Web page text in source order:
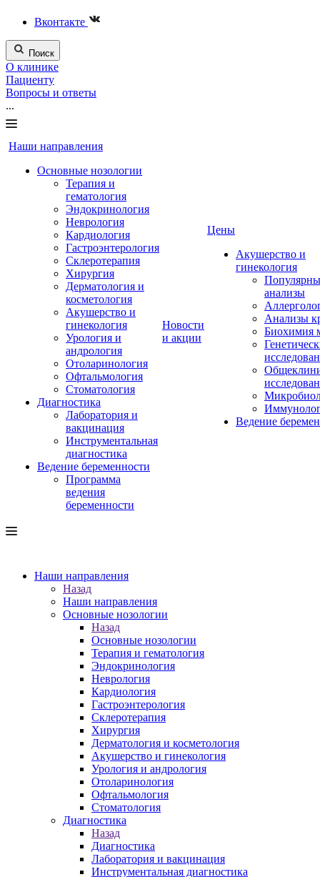
Вконтакте
Поиск
О клинике
Пациенту
Вопросы и ответы
...
Наши направления
Основные нозологии
Терапия и
гематология
Эндокринология
Неврология
Кардиология
Гастроэнтерология
Склеротерапия
Хирургия
Дерматология и
косметология
Акушерство и
гинекология
Урология и
андрология
Отоларинология
Офтальмология
Стоматология
Диагностика
Лаборатория и
вакцинация
Инструментальная
диагностика
Ведение беременности
Программа
ведения
беременности
Новости
и акции
Цены
Акушерство и
гинекология
анализы
Анализы
Биохимия
Ведение
Наши направления
Назад
Наши направления
Основные нозологии
Назад
Основные нозологии
Терапия и гематология
Эндокринология
Неврология
Кардиология
Гастроэнтерология
Склеротерапия
Хирургия
Дерматология и косметология
Акушерство и гинекология
Урология и андрология
Отоларинология
Офтальмология
Стоматология
Диагностика
Назад
Диагностика
Лаборатория и вакцинация
Инструментальная диагностика